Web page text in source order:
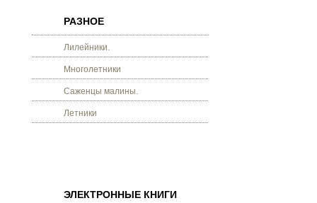
РАЗНОЕ
Лилейники.
Многолетники
Саженцы малины.
Летники
ЭЛЕКТРОННЫЕ КНИГИ